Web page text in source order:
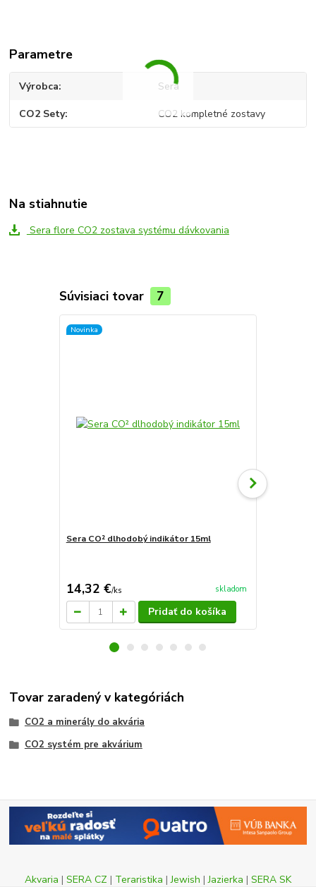
Parametre
Výrobca Sera
CO2 Sety CO2 kompletné zostavy
Na stiahnutie
Sera flore CO2 zostava systému dávkovania
Súvisiaci tovar 7
Novinka
Sera CO² dlhodobý indikátor 15ml
14,32 €/ks skladom
Pridať do košíka
Tovar zaradený v kategóriách
CO2 a minerály do akvária
CO2 systém pre akvárium
Akvaria | SERA CZ | Teraristika |Jewish |Jazierka | SERA SK